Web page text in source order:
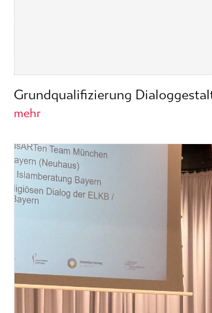
Grundqualifizierung
mehr